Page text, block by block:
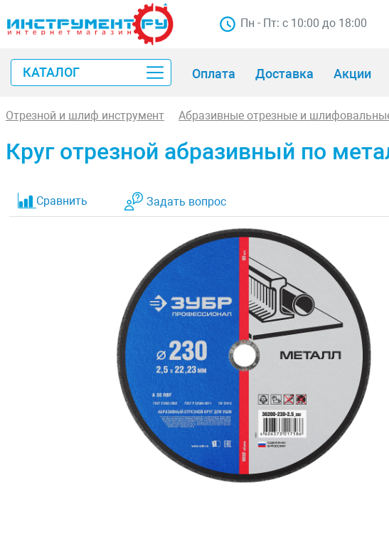
Пн - Пт: с 10:00 до 18:00
КАТАЛОГ Оплата Доставка Акции
Отрезной и шлиф инструмент Абразивные отрезные и
Круг отрезной абразивный по
Сравнить Задать вопрос